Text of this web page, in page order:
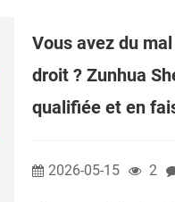
Vous avez du
droit ? Zunhua
qualifiée et en
2026-05-15 2